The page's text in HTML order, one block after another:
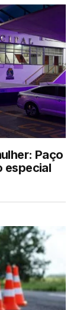
Paço
especial